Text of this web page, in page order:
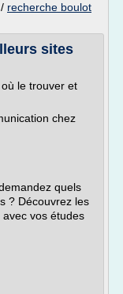
/ recherche boulot
sites
le trouver et
chez
quels
? Découvrez les
vos études